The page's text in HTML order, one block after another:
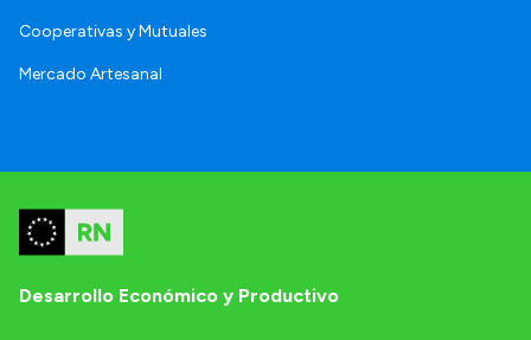
Cooperativas y Mutuales
Mercado Artesanal
Desarrollo Económico y Productivo